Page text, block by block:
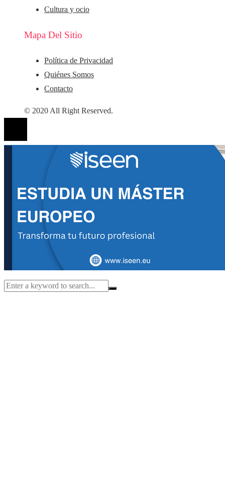
Cultura y ocio
Mapa Del Sitio
Política de Privacidad
Quiénes Somos
Contacto
© 2020 All Right Reserved.